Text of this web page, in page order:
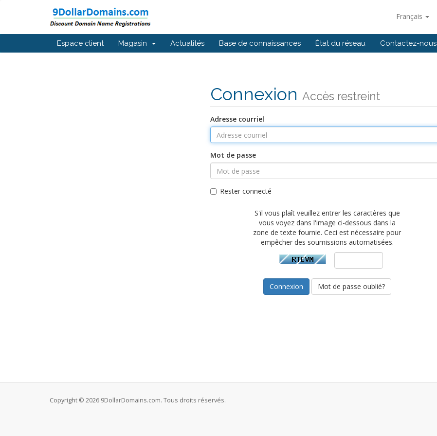
Français
Espace client Magasin Actualités Base de connaissances État du réseau Contactez-nous
Connexion Accès restreint
Adresse courriel
Mot de passe
Rester connecté
S'il vous plaît veuillez entrer les caractères que
vous voyez dans l'image ci-dessous dans la
zone de texte fournie. Ceci est nécessaire pour
empêcher des soumissions automatisées.
Mot de passe oublié?
Copyright © 2026 9DollarDomains.com. Tous droits réservés.